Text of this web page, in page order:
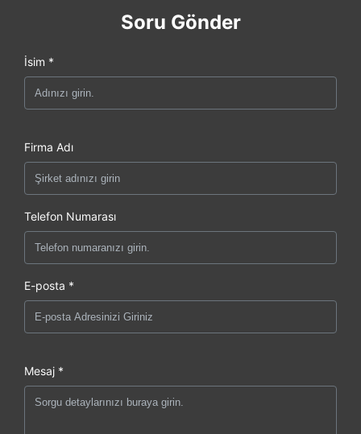
Soru Gönder
İsim *
Firma Adı
Telefon Numarası
E-posta *
Mesaj *